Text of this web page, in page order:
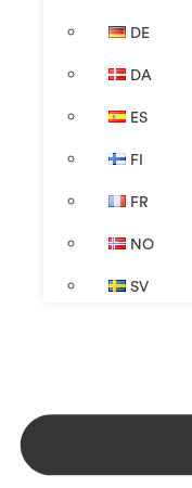
DE
DA
ES
FI
FR
NO
SV